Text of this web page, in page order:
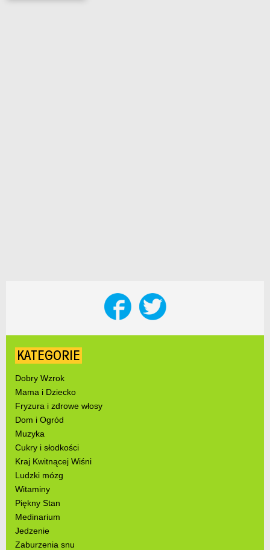
KATEGORIE
Dobry Wzrok
Mama i Dziecko
Fryzura i zdrowe włosy
Dom i Ogród
Muzyka
Cukry i słodkości
Kraj Kwitnącej Wiśni
Ludzki mózg
Witaminy
Piękny Stan
Medinarium
Jedzenie
Zaburzenia snu